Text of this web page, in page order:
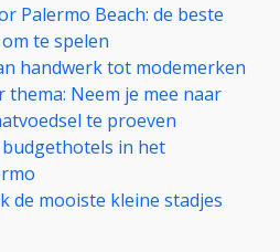
Palermo Beach: de beste
te spelen
handwerk tot modemerken
thema: Neem je mee naar
te proeven
in het
de mooiste kleine stadjes